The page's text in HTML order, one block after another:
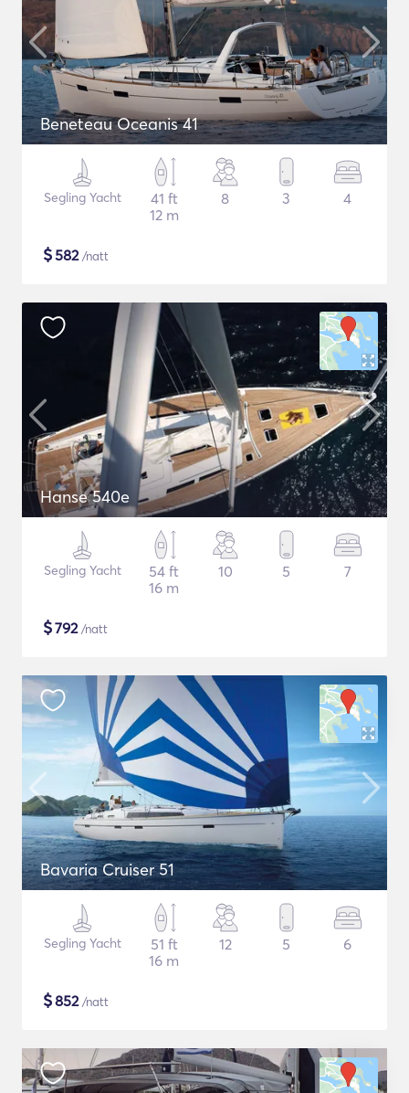
Beneteau Oceanis 41
Segling Yacht
41 ft
12 m
8 3 4
$582/natt
Hanse 540e
Segling Yacht
54 ft
16 m
10 5 7
$792/natt
Bavaria Cruiser 51
Segling Yacht
51 ft
16 m
12 5 6
$852/natt